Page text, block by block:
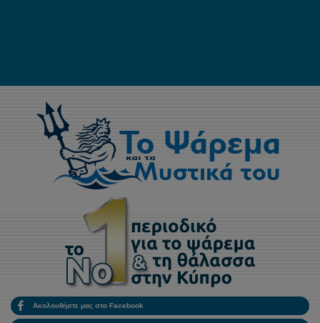
Ακολουθήστε μας στο Facebook